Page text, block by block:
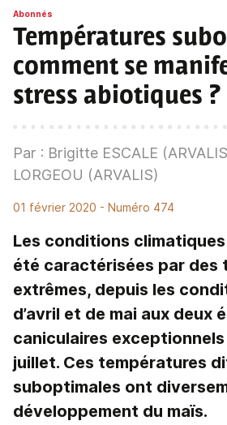
Abonnés
Températures
comment se
stress abiotiques ?
Par : Brigitte ESCALE
LORGEOU (ARVALIS)
01 février 2020 - Numéro 474
Les conditions
été caractérisées par des
extrêmes, depuis les
d’avril et de mai aux deux
caniculaires
juillet. Ces températures
suboptimales ont
développement du maïs.